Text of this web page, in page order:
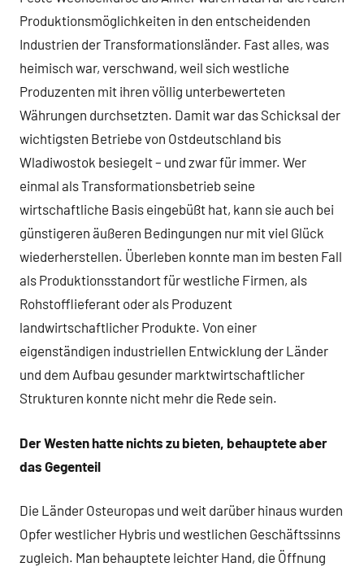
Produktionsmöglichkeiten in den entscheidenden
Industrien der Transformationsländer. Fast alles, was
heimisch war, verschwand, weil sich westliche
Produzenten mit ihren völlig unterbewerteten
Währungen durchsetzten. Damit war das Schicksal der
wichtigsten Betriebe von Ostdeutschland bis
Wladiwostok besiegelt – und zwar für immer. Wer
einmal als Transformationsbetrieb seine
wirtschaftliche Basis eingebüßt hat, kann sie auch bei
günstigeren äußeren Bedingungen nur mit viel Glück
wiederherstellen. Überleben konnte man im besten Fall
als Produktionsstandort für westliche Firmen, als
Rohstofflieferant oder als Produzent
landwirtschaftlicher Produkte. Von einer
eigenständigen industriellen Entwicklung der Länder
und dem Aufbau gesunder marktwirtschaftlicher
Strukturen konnte nicht mehr die Rede sein.
Der Westen hatte nichts zu bieten, behauptete aber
das Gegenteil
Die Länder Osteuropas und weit darüber hinaus wurden
Opfer westlicher Hybris und westlichen Geschäftssinns
zugleich. Man behauptete leichter Hand, die Öffnung